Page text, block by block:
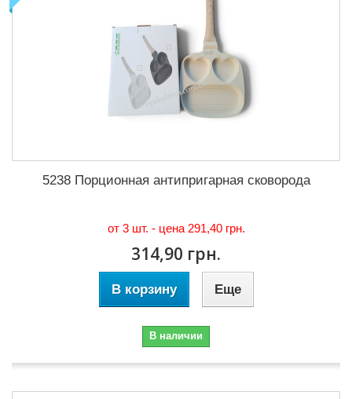
5238 Порционная антипригарная сковорода
от 3 шт. - цена 291,40 грн.
314,90 грн.
В корзину Еще
В наличии